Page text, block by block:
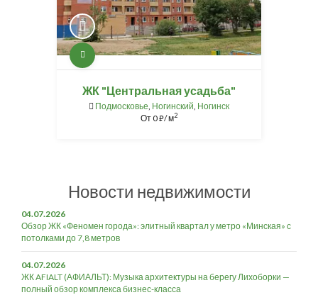
ЖК "Центральная усадьба"
Подмосковье Ногинский Ногинск
От0⃏/ м2
Новости недвижимости
04.07.2026
Обзор ЖК «Феномен города»: элитный квартал у метро «Минская» с
потолками до 7,8 метров
04.07.2026
ЖК AFIALT (АФИАЛЬТ): Музыка архитектуры на берегу Лихоборки —
полный обзор комплекса бизнес-класса